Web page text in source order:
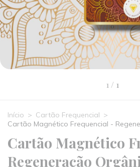
1 / 1
Início > Cartão Frequencial >
Cartão Magnético Frequencial -
Cartão Magnético
Regeneração